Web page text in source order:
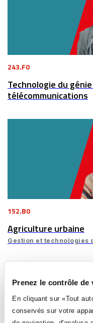
Prenez le contrôle de
En cliquant sur «Tout
conservés sur votre
243.F0
Technologie du
télécommunications
152.B0
Agriculture urbaine
Gestion et